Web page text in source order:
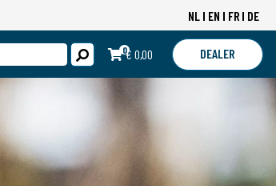
NL EN FR DE
0€ 0,00
DEALER
LOGIN